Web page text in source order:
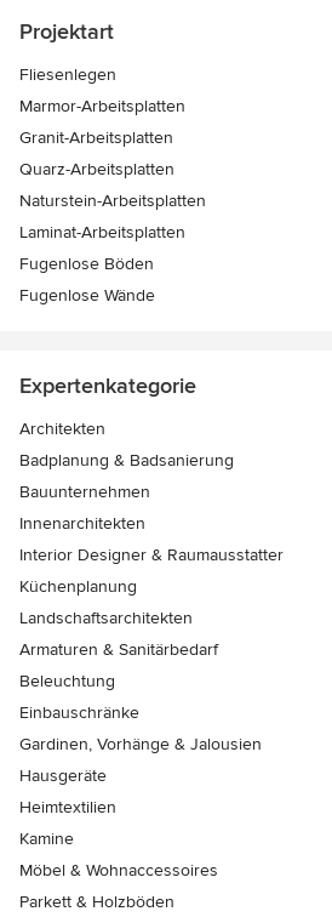
Projektart
Fliesenlegen
Marmor-Arbeitsplatten
Granit-Arbeitsplatten
Quarz-Arbeitsplatten
Naturstein-Arbeitsplatten
Laminat-Arbeitsplatten
Fugenlose Böden
Fugenlose Wände
Expertenkategorie
Architekten
Badplanung & Badsanierung
Bauunternehmen
Innenarchitekten
Interior Designer & Raumausstatter
Küchenplanung
Landschaftsarchitekten
Armaturen & Sanitärbedarf
Beleuchtung
Einbauschränke
Gardinen, Vorhänge & Jalousien
Hausgeräte
Heimtextilien
Kamine
Möbel & Wohnaccessoires
Parkett & Holzböden